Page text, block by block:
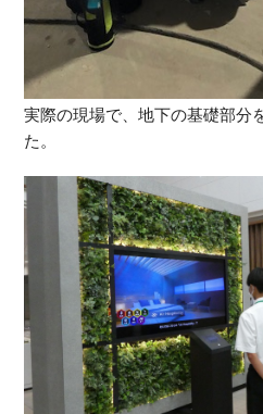
実際の現場で、地下の基礎部分
た。